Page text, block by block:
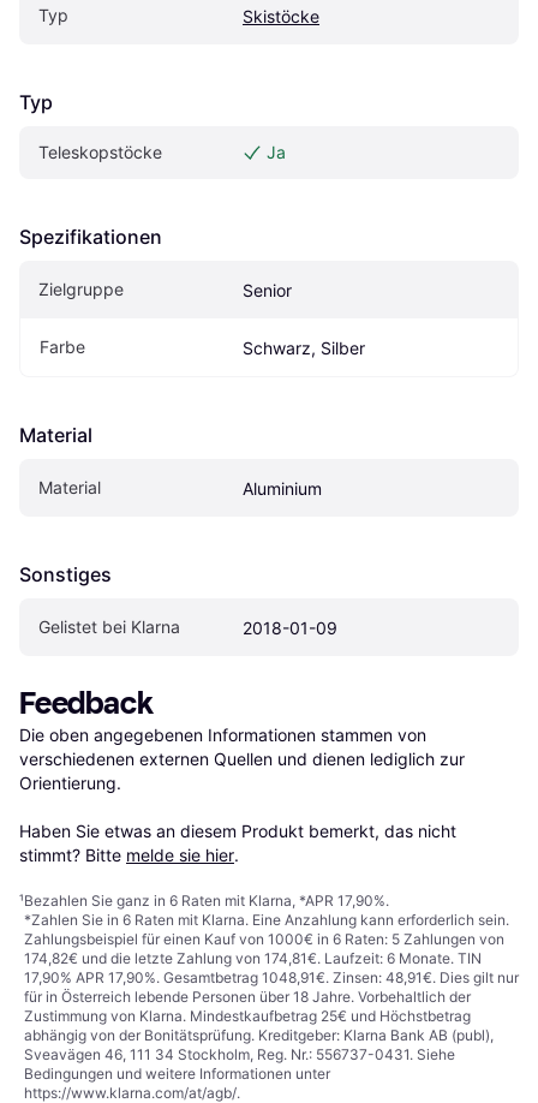
Typ Skistöcke
Typ
Teleskopstöcke Ja
Spezifikationen
Zielgruppe Senior
Farbe Schwarz, Silber
Material
Material Aluminium
Sonstiges
Gelistet bei Klarna 2018-01-09
Feedback
Die oben angegebenen Informationen stammen von
verschiedenen externen Quellen und dienen lediglich zur
Orientierung.
Haben Sie etwas an diesem Produkt bemerkt, das nicht
stimmt? Bitte melde sie hier.
¹Bezahlen Sie ganz in 6 Raten mit Klarna, *APR 17,90%.
*Zahlen Sie in 6 Raten mit Klarna. Eine Anzahlung kann erforderlich sein.
Zahlungsbeispiel für einen Kauf von 1000€ in 6 Raten: 5 Zahlungen von
174,82€ und die letzte Zahlung von 174,81€. Laufzeit: 6 Monate. TIN
17,90% APR 17,90%. Gesamtbetrag 1048,91€. Zinsen: 48,91€. Dies gilt nur
für in Österreich lebende Personen über 18 Jahre. Vorbehaltlich der
Zustimmung von Klarna. Mindestkaufbetrag 25€ und Höchstbetrag
abhängig von der Bonitätsprüfung. Kreditgeber: Klarna Bank AB (publ),
Sveavägen 46, 111 34 Stockholm, Reg. Nr.: 556737-0431. Siehe
Bedingungen und weitere Informationen unter
https://www.klarna.com/at/agb/.